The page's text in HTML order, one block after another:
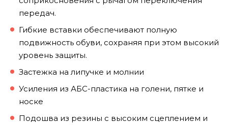
передач.
Гибкие вставки обеспечивают полную
подвижность обуви, сохраняя при этом высокий
уровень защиты.
Застежка на липучке и молнии
Усиления из АБС-пластика на голени, пятке и
носке
Подошва из резины с высоким сцеплением и